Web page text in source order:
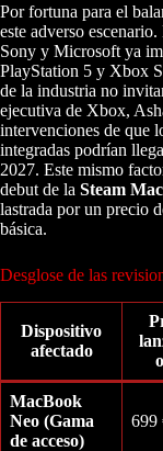
Por fortuna para el
este adverso
Sony y Microsoft ya
PlayStation 5 y Xbox
de la industria no
ejecutiva de Xbox,
intervenciones de que
integradas podrían
2027. Este mismo
debut de la Steam
lastrada por un precio
básica.
Desglose de las
Dispositivo
afectado
MacBook
Neo (Gama
de acceso)
699